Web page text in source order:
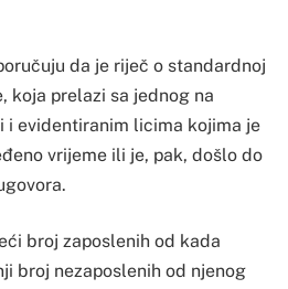
da je riječ o standardnoj
koja prelazi sa jednog na
i evidentiranim licima kojima je
vrijeme ili je, pak, došlo do
broj zaposlenih od kada
broj nezaposlenih od njenog